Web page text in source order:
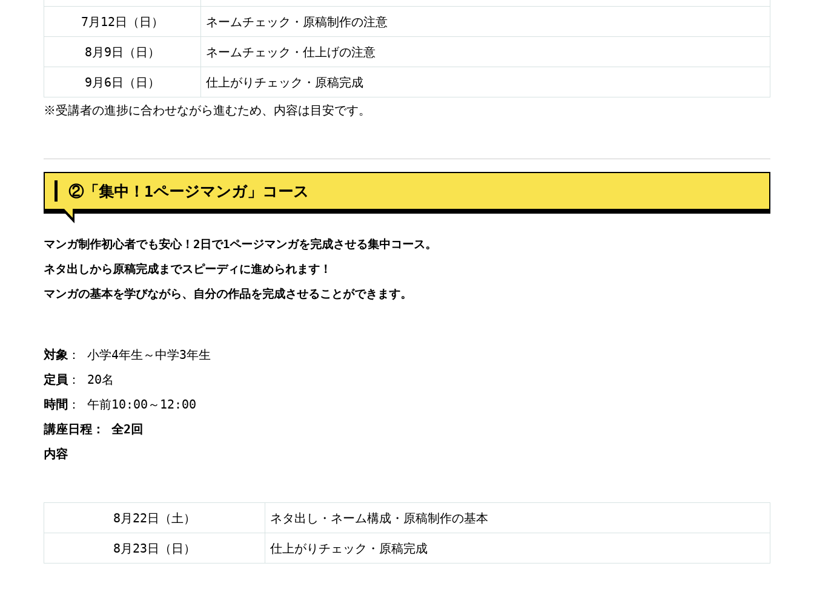
7月12日（日） ネームチェック・原稿制作の注意
8月9日（日） ネームチェック・仕上げの注意
9月6日（日）
仕上がりチェック・原稿完成
※受講者の進捗に合わせながら進むため、内容は目安です。
②「集中！1ページマンガ」コース
マンガ制作初心者でも安心！2日で1ページマンガを完成させる集中コース。
ネタ出しから原稿完成までスピーディに進められます！
マンガの基本を学びながら、自分の作品を完成させることができます。
対象 ： 小学4年生～中学3年生
定員 ： 20名
時間 ： 午前10:00～12:00
講座日程： 全2回
内容
8月22日（土） ネタ出し・ネーム構成・原稿制作の基本
8月23日（日） 仕上がりチェック・原稿完成